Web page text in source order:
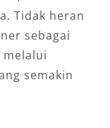
Tidak heran
sebagai
semakin